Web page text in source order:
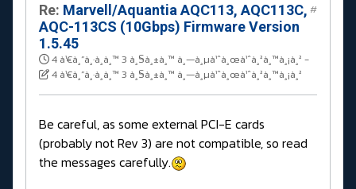
Re: Marvell/Aquantia AQC113, AQC113C,
AQC-113CS (10Gbps) Firmware Version
1.5.45
4 à¹€à¸”à¸·à¸­à¸™ 3 à¸§à¸±à¸™ à¸—à¸µà¹ˆà¸œà¹ˆà¸²à¸™à¸¡à¸² -
4 à¹€à¸”à¸·à¸­à¸™ 3 à¸§à¸±à¸™ à¸—à¸µà¹ˆà¸œà¹ˆà¸²à¸™à¸¡à¸²
#
Be careful, as some external PCI-E cards
(probably not Rev 3) are not compatible, so read
the messages carefully.